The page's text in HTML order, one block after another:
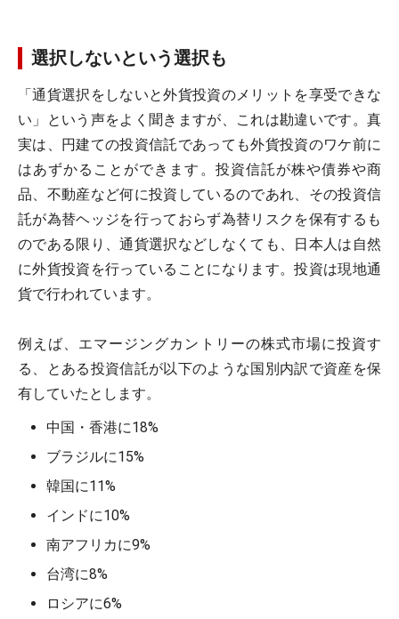
選択しないという選択も
「通貨選択をしないと外貨投資のメリットを享受できな
い」という声をよく聞きますが、これは勘違いです。真
実は、円建ての投資信託であっても外貨投資のワケ前に
はあずかることができます。投資信託が株や債券や商
品、不動産など何に投資しているのであれ、その投資信
託が為替ヘッジを行っておらず為替リスクを保有するも
のである限り、通貨選択などしなくても、日本人は自然
に外貨投資を行っていることになります。投資は現地通
貨で行われています。
例えば、エマージングカントリーの株式市場に投資す
る、とある投資信託が以下のような国別内訳で資産を保
有していたとします。
中国・香港に18%
ブラジルに15%
韓国に11%
インドに10%
南アフリカに9%
台湾に8%
ロシアに6%